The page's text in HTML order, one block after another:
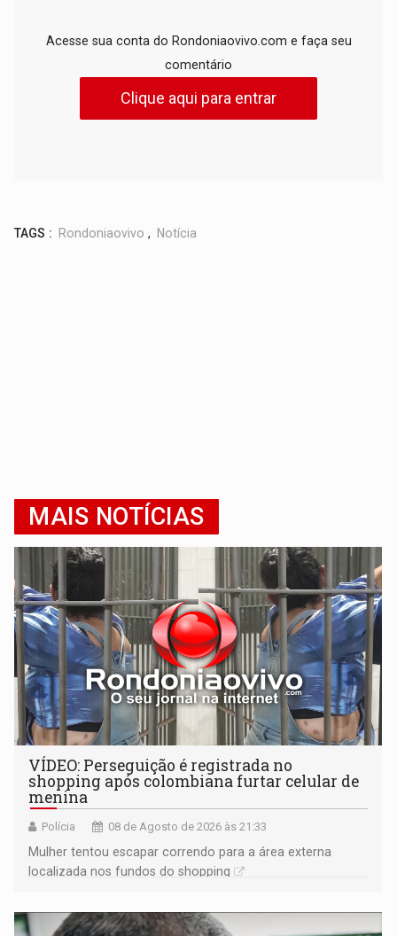
Acesse sua conta do Rondoniaovivo.com e faça seu
comentário
Clique aqui para entrar
TAGS : Rondoniaovivo , Notícia
MAIS NOTÍCIAS
VÍDEO: Perseguição é registrada no
shopping após colombiana furtar celular de
menina
Polícia 08 de Agosto de 2026 às 21:33
Mulher tentou escapar correndo para a área externa
localizada nos fundos do shopping